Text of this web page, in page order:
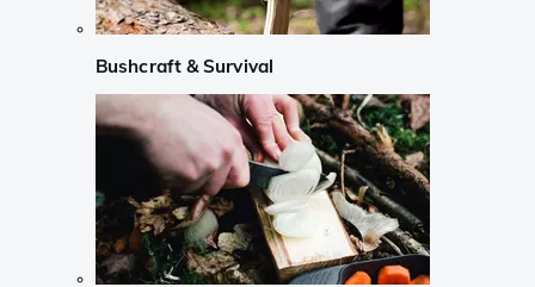
Bushcraft & Survival